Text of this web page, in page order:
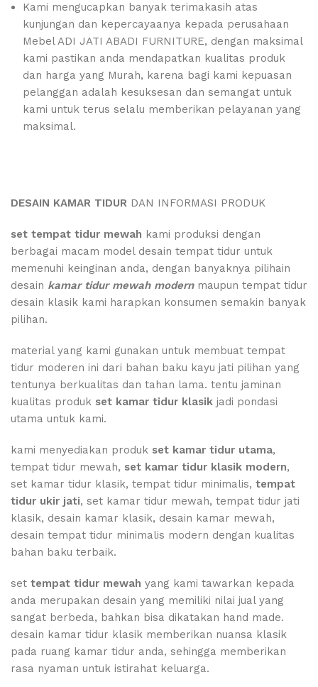
Kami mengucapkan banyak terimakasih atas
kunjungan dan kepercayaanya kepada perusahaan
Mebel ADI JATI ABADI FURNITURE, dengan maksimal
kami pastikan anda mendapatkan kualitas produk
dan harga yang Murah, karena bagi kami kepuasan
pelanggan adalah kesuksesan dan semangat untuk
kami untuk terus selalu memberikan pelayanan yang
maksimal.
DESAIN KAMAR TIDUR DAN INFORMASI PRODUK
set tempat tidur mewah kami produksi dengan
berbagai macam model desain tempat tidur untuk
memenuhi keinginan anda, dengan banyaknya pilihain
desain kamar tidur mewah modern maupun tempat tidur
desain klasik kami harapkan konsumen semakin banyak
pilihan.
material yang kami gunakan untuk membuat tempat
tidur moderen ini dari bahan baku kayu jati pilihan yang
tentunya berkualitas dan tahan lama. tentu jaminan
kualitas produk set kamar tidur klasik jadi pondasi
utama untuk kami.
kami menyediakan produk set kamar tidur utama,
tempat tidur mewah, set kamar tidur klasik modern,
set kamar tidur klasik, tempat tidur minimalis, tempat
tidur ukir jati, set kamar tidur mewah, tempat tidur jati
klasik, desain kamar klasik, desain kamar mewah,
desain tempat tidur minimalis modern dengan kualitas
bahan baku terbaik.
set tempat tidur mewah yang kami tawarkan kepada
anda merupakan desain yang memiliki nilai jual yang
sangat berbeda, bahkan bisa dikatakan hand made.
desain kamar tidur klasik memberikan nuansa klasik
pada ruang kamar tidur anda, sehingga memberikan
rasa nyaman untuk istirahat keluarga.